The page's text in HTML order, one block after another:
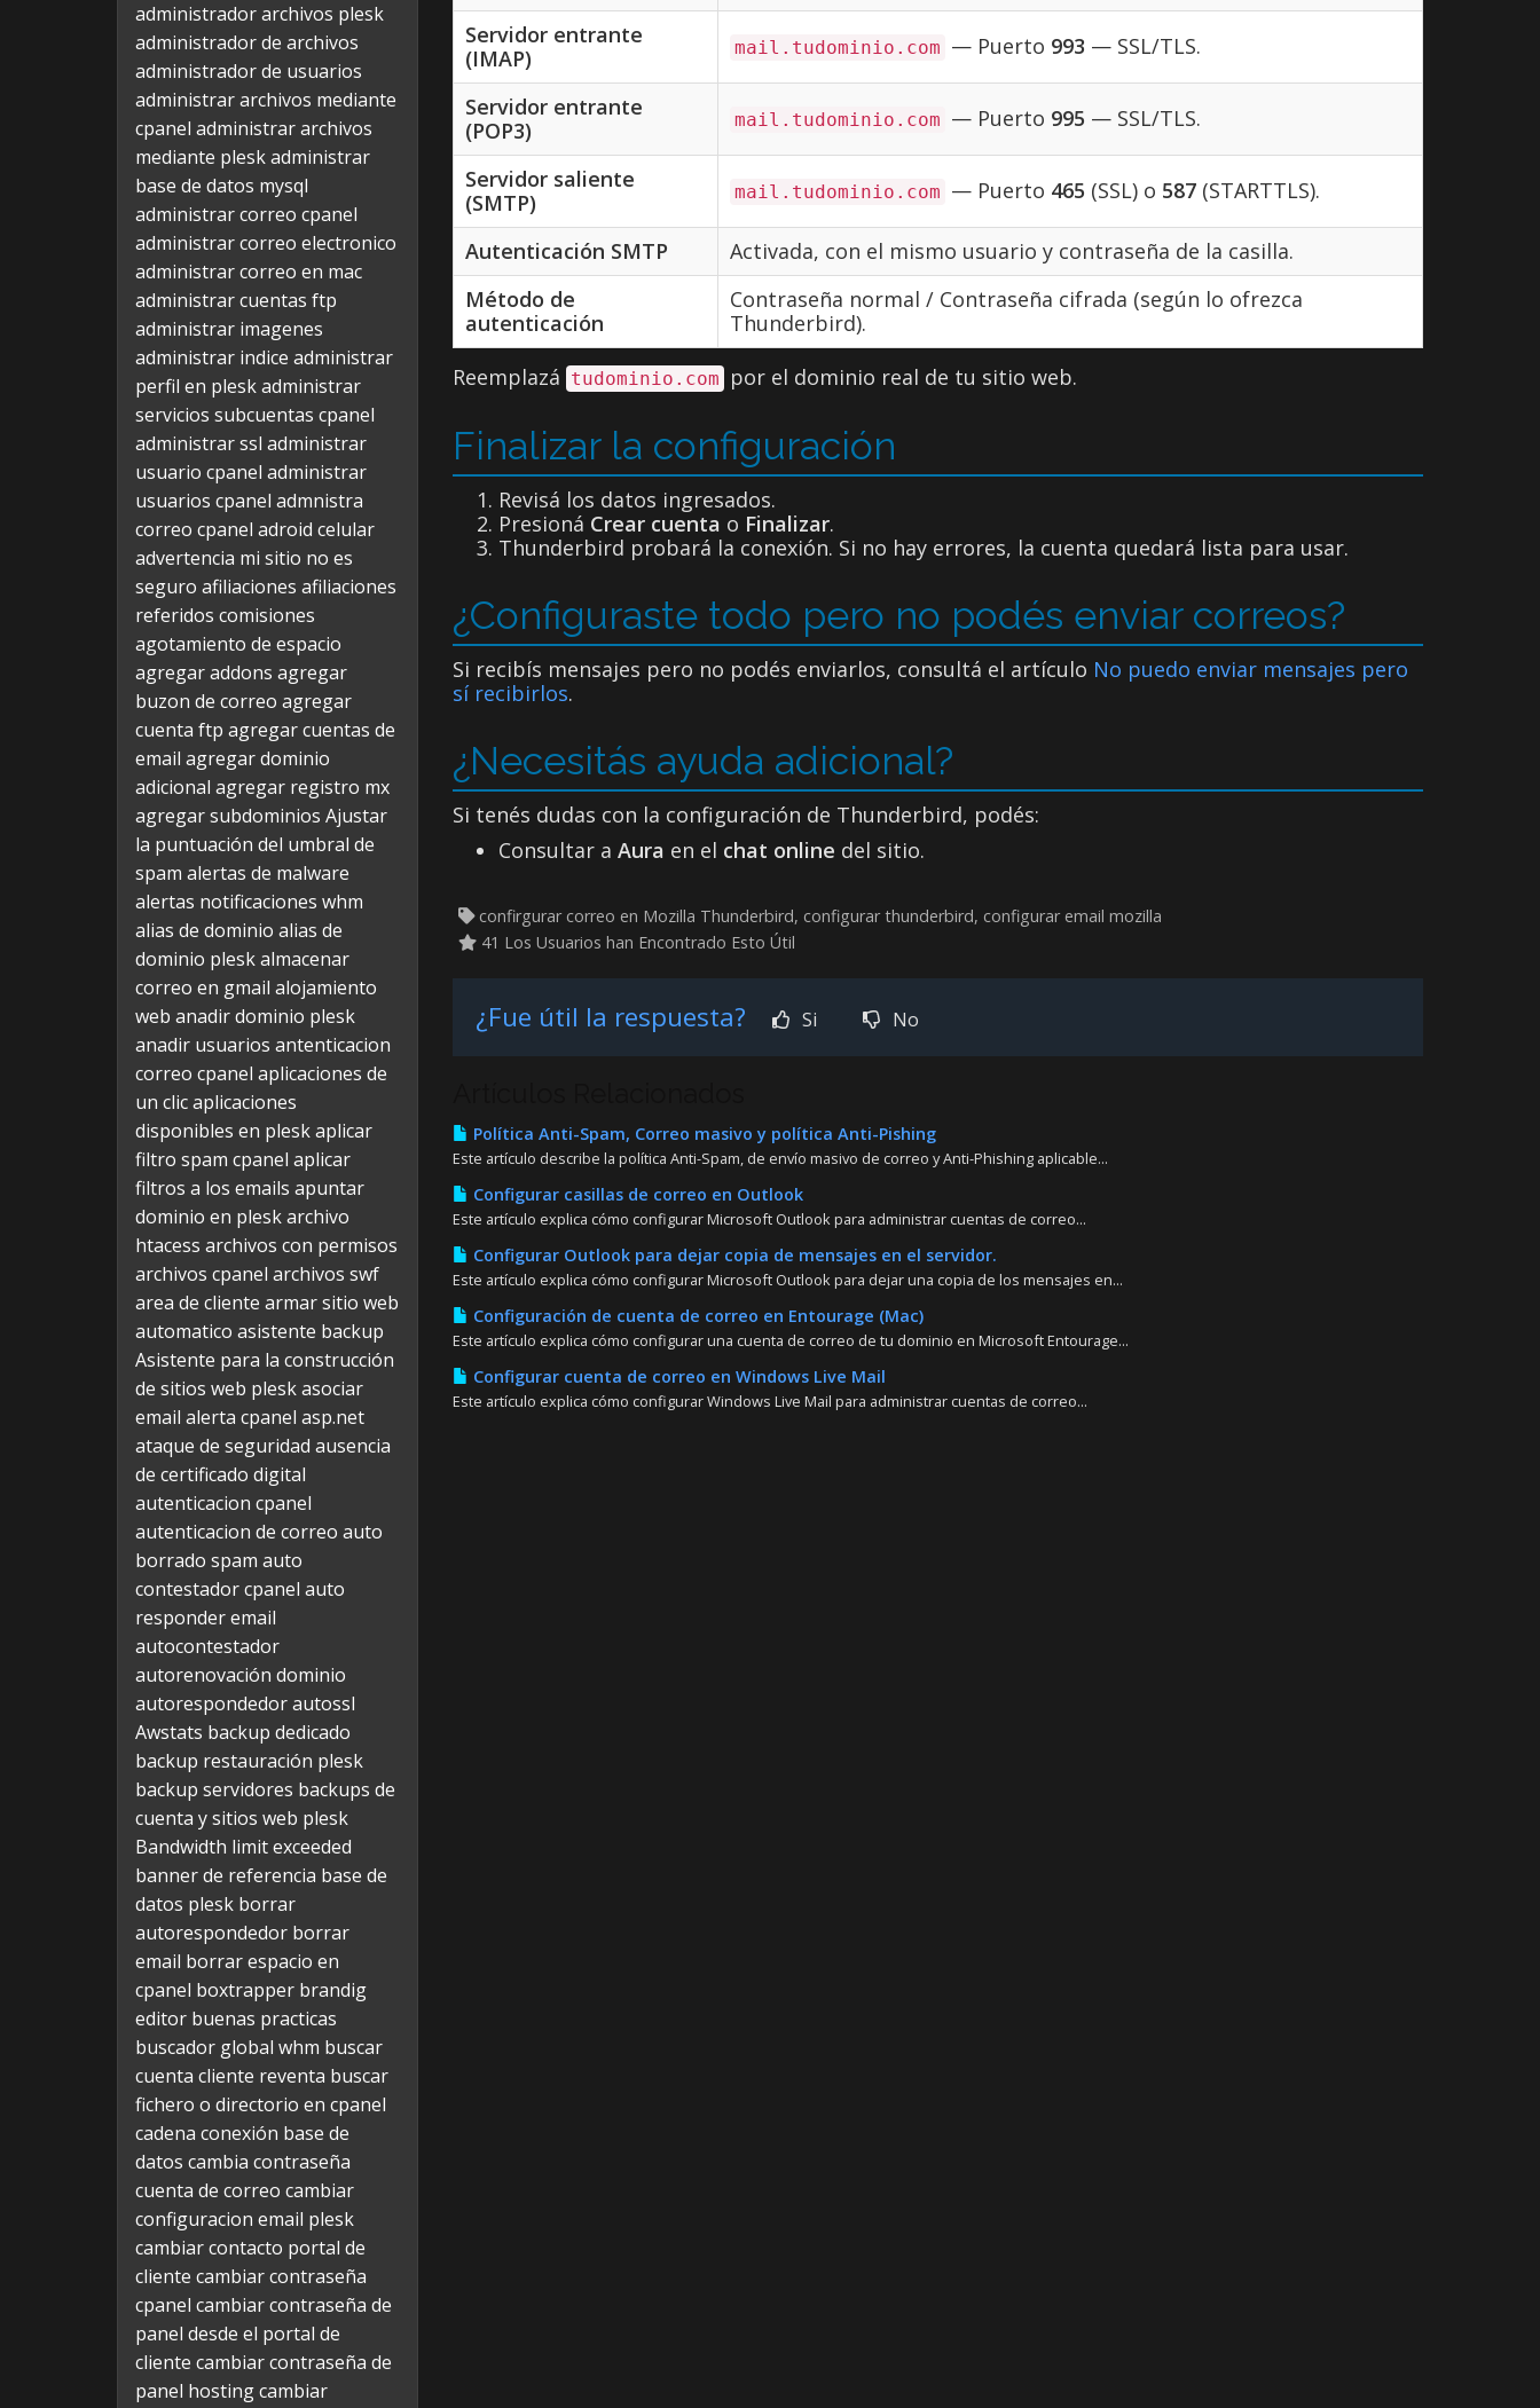
Servidor entrante
(IMAP)
mail.tudominio.com — Puerto 993 — SSL/TLS.
Servidor entrante
(POP3)
mail.tudominio.com — Puerto 995 — SSL/TLS.
Servidor saliente
(SMTP)
mail.tudominio.com — Puerto 465 (SSL) o 587(STARTTLS).
Autenticación SMTP
Activada, con el mismo usuario y contraseña de la casilla.
Método de
autenticación
Contraseña normal / Contraseña cifrada (según lo ofrezca
Thunderbird).
Reemplazá tudominio.com por el dominio real de tu sitio web.
Finalizar la configuración
Revisá los datos ingresados.
Presioná Crear cuenta o Finalizar.
Thunderbird probará la conexión. Si no hay errores, la cuenta quedará lista para usar.
¿Configuraste todo pero no podés enviar correos?
Si recibís mensajes pero no podés enviarlos, consultá el artículo No puedo enviar mensajes pero
sí recibirlos.
¿Necesitás ayuda adicional?
Si tenés dudas con la configuración de Thunderbird, podés:
Consultar a Aura en el chat online del sitio.
confirgurar correo en Mozilla Thunderbird, configurar thunderbird, configurar email mozilla
41 Los Usuarios han Encontrado Esto Útil
¿Fue útil la respuesta? Si No
Política Anti-Spam, Correo masivo y política Anti-Pishing
Este artículo describe la política Anti-Spam, de envío masivo de correo y Anti-Phishing aplicable...
Configurar casillas de correo en Outlook
Este artículo explica cómo configurar Microsoft Outlook para administrar cuentas de correo...
Configurar Outlook para dejar copia de mensajes en el servidor.
Este artículo explica cómo configurar Microsoft Outlook para dejar una copia de los mensajes en...
Configuración de cuenta de correo en Entourage (Mac)
Este artículo explica cómo configurar una cuenta de correo de tu dominio en Microsoft Entourage...
Configurar cuenta de correo en Windows Live Mail
Este artículo explica cómo configurar Windows Live Mail para administrar cuentas de correo...
administrador archivos plesk
administrador de archivos
administrador de usuarios
administrar archivos mediante
cpanel administrar archivos
mediante pleskadministrar
base de datos mysql
administrar correo cpanel
administrar correo electronico
administrar correo en mac
administrar cuentas ftp
administrar imagenes
administrar indice administrar
perfil en pleskadministrar
servicios subcuentas cpanel
administrar ssl administrar
usuario cpanel administrar
usuarios cpanel admnistra
correo cpanel adroid celular
advertencia mi sitio no es
seguro afiliaciones afiliaciones
referidos comisiones
agotamiento de espacio
agregar addons agregar
buzon de correo agregar
cuenta ftp agregar cuentas de
email agregar dominio
adicional agregar registro mx
agregar subdominios Ajustar
la puntuación del umbral de
spam alertas de malware
alertas notificaciones whm
alias de dominio alias de
dominio pleskalmacenar
correo en gmail alojamiento
web anadir dominio plesk
anadir usuarios antenticacion
correo cpanel aplicaciones de
un clicaplicaciones
disponibles en pleskaplicar
filtro spam cpanel aplicar
filtros a los emails apuntar
dominio en pleskarchivo
htacess archivos con permisos
archivos cpanel archivos swf
area de cliente armar sitio web
automatico asistente backup
Asistente para la construcción
de sitios web pleskasociar
email alerta cpanel asp.net
ataque de seguridad ausencia
de certificado digital
autenticacion cpanel
autenticacion de correo auto
borrado spam auto
contestador cpanel auto
responder email
autocontestador
autorenovación dominio
autorespondedorautossl
Awstats backup dedicado
backup restauración plesk
backup servidores backups de
cuenta y sitios web plesk
Bandwidth limit exceeded
banner de referencia base de
datos plesk borrar
autorespondedor borrar
email borrar espacio en
cpanel boxtrapper brandig
editor buenas practicas
buscador global whm buscar
cuenta cliente reventa buscar
fichero o directorio en cpanel
cadena conexión base de
datos cambia contraseña
cuenta de correo cambiar
configuracion email plesk
cambiar contacto portal de
cliente cambiar contraseña
cpanel cambiar contraseña de
panel desde el portal de
cliente cambiar contraseña de
panel hostingcambiar